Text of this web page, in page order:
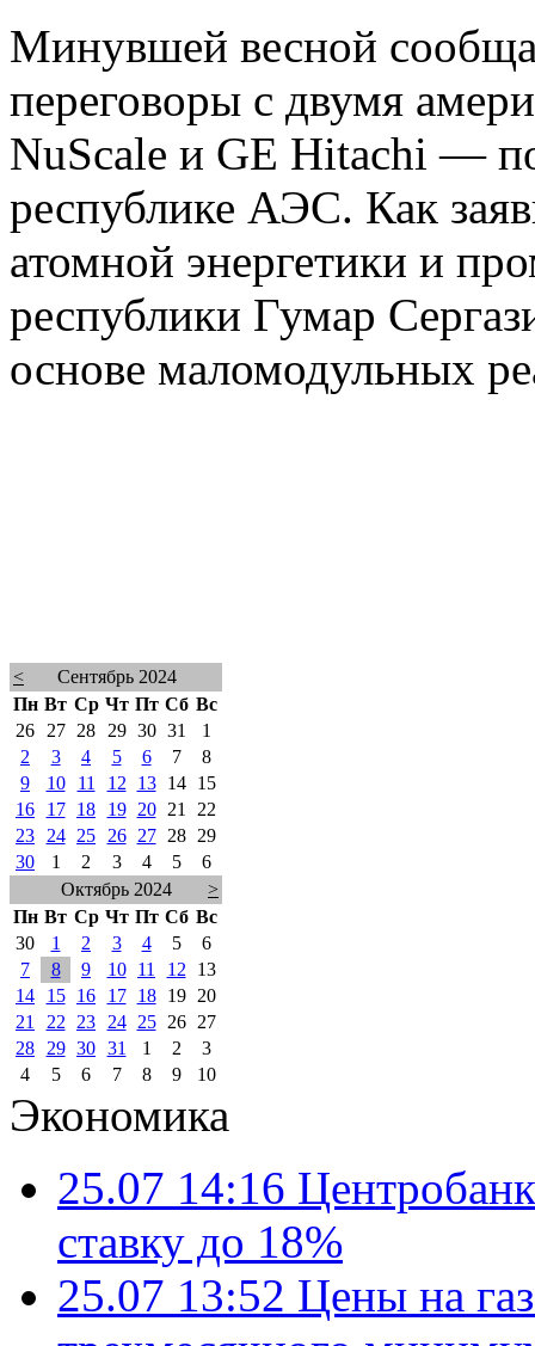
Минувшей весной
переговоры с двумя
NuScale и GE Hitachi —
республике АЭС. Как
атомной энергетики и
республики Гумар
основе маломодульных
<
Сентябрь 2024
Пн Вт Ср Чт Пт Сб Вс
26
27 28 29 30 31
1
2
3 4 5 6 7
8
9
10 11 12 13 14
15
16
17 18 19 20 21
22
23
24 25 26 27 28
29
30
1 2 3 4 5
6
Октябрь 2024
>
Пн Вт Ср Чт Пт Сб Вс
30
1 2 3 4 5
6
7
8 9 10 11 12
13
14
15 16 17 18 19
20
21
22 23 24 25 26
27
28
29 30 31 1 2
3
4
5 6 7 8 9 10
Экономика
25.07 14:16
ставку до 18%
25.07 13:52 Цены на